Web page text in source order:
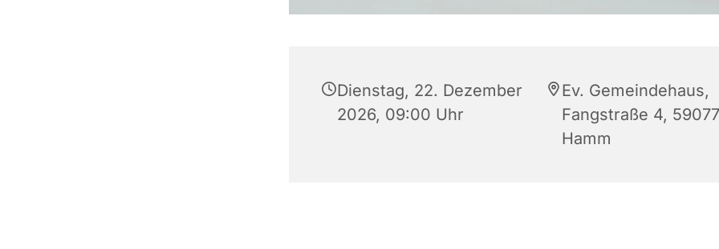
Dienstag, 22. Dezember
2026, 09:00 Uhr
Ev. Gemeindehaus,
Fangstraße 4, 59077
Hamm